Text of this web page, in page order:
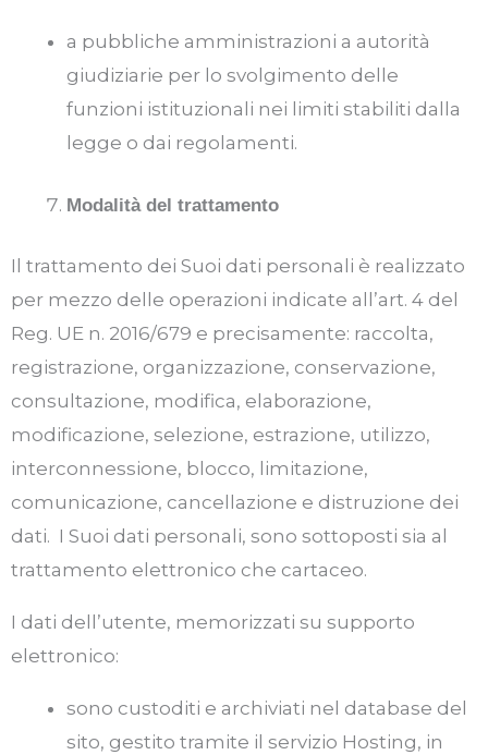
a pubbliche amministrazioni a autorità
giudiziarie per lo svolgimento delle
funzioni istituzionali nei limiti stabiliti dalla
legge o dai regolamenti.
Modalità del trattamento
Il trattamento dei Suoi dati personali è realizzato
per mezzo delle operazioni indicate all’art. 4 del
Reg. UE n. 2016/679 e precisamente: raccolta,
registrazione, organizzazione, conservazione,
consultazione, modifica, elaborazione,
modificazione, selezione, estrazione, utilizzo,
interconnessione, blocco, limitazione,
comunicazione, cancellazione e distruzione dei
dati. I Suoi dati personali, sono sottoposti sia al
trattamento elettronico che cartaceo.
I dati dell’utente, memorizzati su supporto
elettronico:
sono custoditi e archiviati nel database del
sito, gestito tramite il servizio Hosting, in